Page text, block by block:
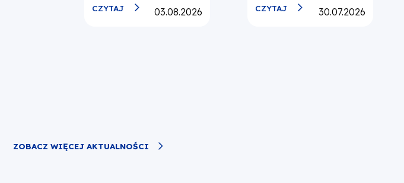
CZYTAJ Opublikowano:
03.08.2026 CZYTAJ Opublikowano:
30.07.2026
ZOBACZ WIĘCEJ AKTUALNOŚCI